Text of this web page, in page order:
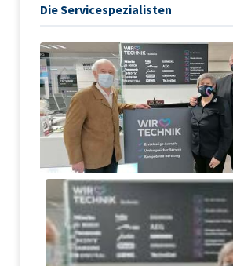
Die Servicespezialisten